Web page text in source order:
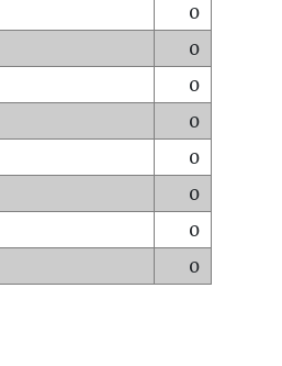
0
0
0
0
0
0
0
0